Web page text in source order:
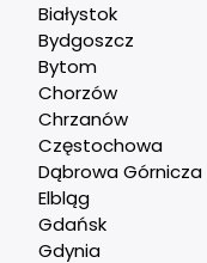
Białystok
Bydgoszcz
Bytom
Chorzów
Chrzanów
Częstochowa
Dąbrowa Górnicza
Elbląg
Gdańsk
Gdynia